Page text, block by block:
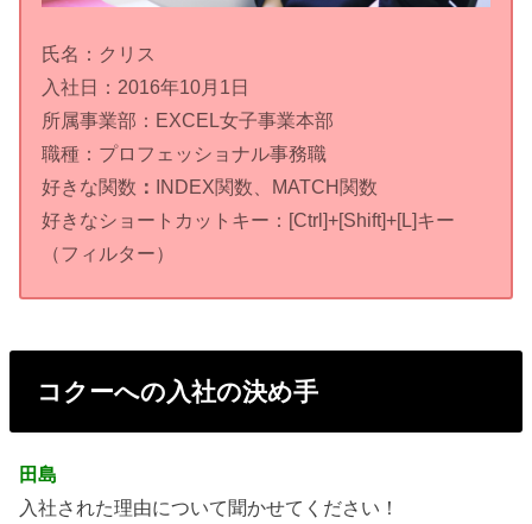
氏名：クリス
入社日：2016年10月1日
所属事業部：EXCEL女子事業本部
職種：プロフェッショナル事務職
好きな関数 ： INDEX関数、MATCH関数
好きなショートカットキー：[Ctrl]+[Shift]+[L]キー
（フィルター）
コクーへの入社の決め手
田島
入社された理由について聞かせてください！